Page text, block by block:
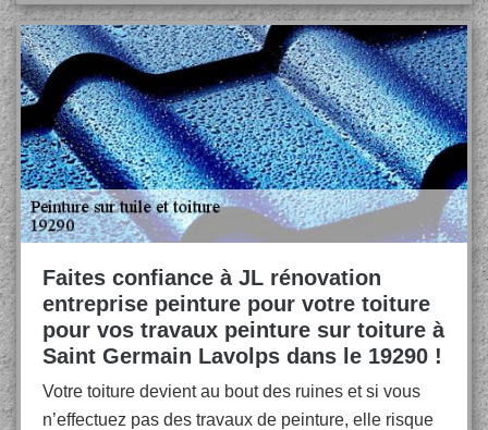
Faites confiance à JL rénovation
entreprise peinture pour votre toiture
pour vos travaux peinture sur toiture à
Saint Germain Lavolps dans le 19290 !
Votre toiture devient au bout des ruines et si vous
n’effectuez pas des travaux de peinture, elle risque